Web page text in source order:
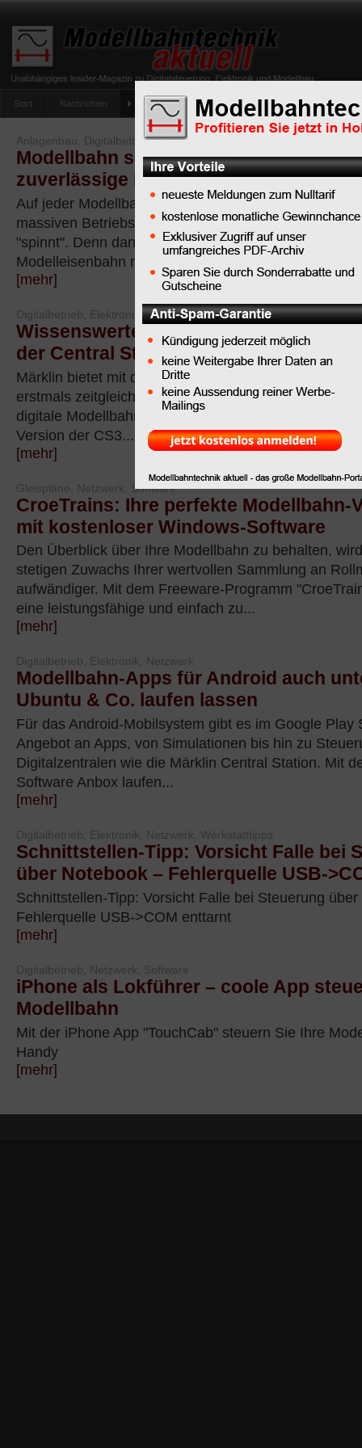
Start Nachrichten Tipps Newsletter Archiv Magazin
umfrage-viessmann-multiprotokoll-lichtdecoder
Anlagenbau, Digitalbetrieb, Elektronik, Netzwerk, Werkstatttipps
Modellbahn spinnt? Diese Tipps
zuverlässige Rückmeldung auf Ihrer
Auf jeder Modellbahn-Anlage ist es mindestens
massiven Betriebsstörungen verbunden, wenn die
"spinnt". Denn dann kann auch die beste
Modelleisenbahn nicht zuverlässig...
[mehr]
Digitalbetrieb, Elektronik, Netzwerk, Software
Wissenswertes zur Märklin Central
der Central Station 3 plus
Märklin bietet mit der Central Station 3 und der
erstmals zeitgleich zwei Varianten der digitalen
digitale Modellbahnsteuerung vor. In diesem Tipp
Version der CS3...
[mehr]
Gleispläne, Netzwerk, Software
CroeTrains: Ihre perfekte Modellbahn-
mit kostenloser Windows-Software
Den Überblick über Ihre Modellbahn zu behalten,
stetigen Zuwachs Ihrer wertvollen Sammlung an
aufwändiger. Mit dem Freeware-Programm
eine leistungsfähige und einfach zu...
[mehr]
Digitalbetrieb, Elektronik, Netzwerk
Modellbahn-Apps für Android auch
Ubuntu & Co. laufen lassen
Für das Android-Mobilsystem gibt es im Google Play
Angebot an Apps, von Simulationen bis hin zu
Digitalzentralen wie die Märklin Central Station. Mit
Software Anbox laufen...
[mehr]
Digitalbetrieb, Elektronik, Netzwerk, Werkstatttipps
Schnittstellen-Tipp: Vorsicht Falle bei
über Notebook – Fehlerquelle USB-
Schnittstellen-Tipp: Vorsicht Falle bei Steuerung
Fehlerquelle USB->COM enttarnt
[mehr]
Digitalbetrieb, Netzwerk, Software
iPhone als Lokführer – coole App
Modellbahn
Mit der iPhone App "TouchCab" steuern Sie Ihre
Handy
[mehr]